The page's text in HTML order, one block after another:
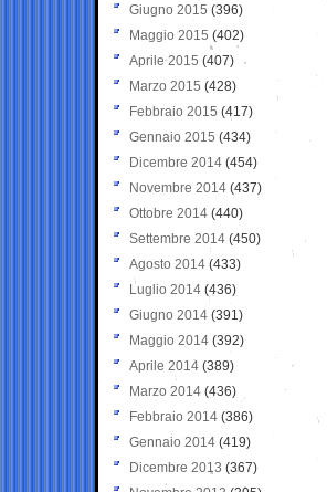
Giugno 2015 (396)
Maggio 2015 (402)
Aprile 2015 (407)
Marzo 2015 (428)
Febbraio 2015 (417)
Gennaio 2015 (434)
Dicembre 2014 (454)
Novembre 2014 (437)
Ottobre 2014 (440)
Settembre 2014 (450)
Agosto 2014 (433)
Luglio 2014 (436)
Giugno 2014 (391)
Maggio 2014 (392)
Aprile 2014 (389)
Marzo 2014 (436)
Febbraio 2014 (386)
Gennaio 2014 (419)
Dicembre 2013 (367)